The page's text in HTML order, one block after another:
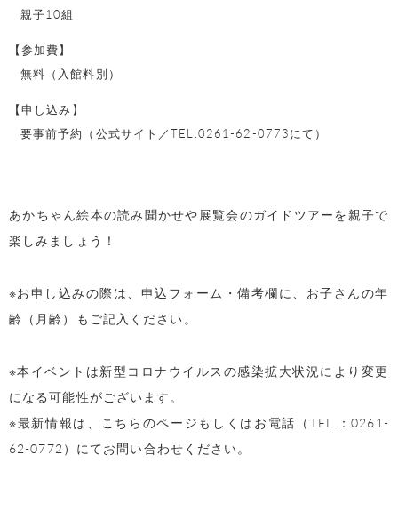
親子10組
【参加費】
無料（入館料別）
【申し込み】
要事前予約（公式サイト／TEL.0261-62-0773にて）
あかちゃん絵本の読み聞かせや展覧会のガイドツアーを親子で
楽しみましょう！
※お申し込みの際は、申込フォーム・備考欄に、お子さんの年
齢（月齢）もご記入ください。
※本イベントは新型コロナウイルスの感染拡大状況により変更
になる可能性がございます。
※最新情報は、こちらのページもしくはお電話（TEL.：0261-
62-0772）にてお問い合わせください。